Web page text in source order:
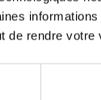
de rendre votre